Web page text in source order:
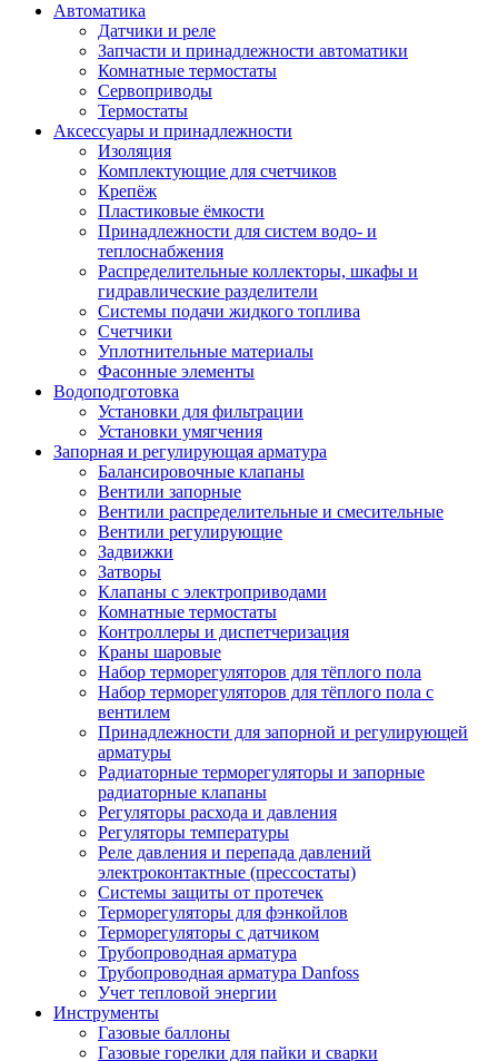
Автоматика
Датчики и реле
Запчасти и принадлежности автоматики
Комнатные термостаты
Сервоприводы
Термостаты
Аксессуары и принадлежности
Изоляция
Комплектующие для счетчиков
Крепёж
Пластиковые ёмкости
Принадлежности для систем водо- и
теплоснабжения
Распределительные коллекторы, шкафы и
гидравлические разделители
Системы подачи жидкого топлива
Счетчики
Уплотнительные материалы
Фасонные элементы
Водоподготовка
Установки для фильтрации
Установки умягчения
Запорная и регулирующая арматура
Балансировочные клапаны
Вентили запорные
Вентили распределительные и смесительные
Вентили регулирующие
Задвижки
Затворы
Клапаны с электроприводами
Комнатные термостаты
Контроллеры и диспетчеризация
Краны шаровые
Набор терморегуляторов для тёплого пола
Набор терморегуляторов для тёплого пола с
вентилем
Принадлежности для запорной и регулирующей
арматуры
Радиаторные терморегуляторы и запорные
радиаторные клапаны
Регуляторы расхода и давления
Регуляторы температуры
Реле давления и перепада давлений
электроконтактные (прессостаты)
Системы защиты от протечек
Терморегуляторы для фэнкойлов
Терморегуляторы с датчиком
Трубопроводная арматура
Трубопроводная арматура Danfoss
Учет тепловой энергии
Инструменты
Газовые баллоны
Газовые горелки для пайки и сварки